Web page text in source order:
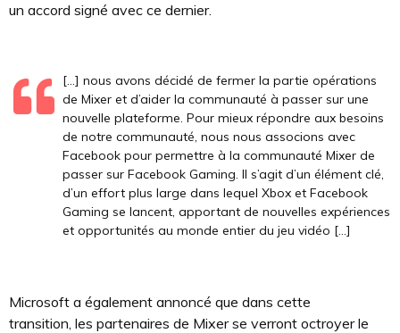
un accord signé avec ce dernier.
[...] nous avons décidé de fermer la partie opérations
de Mixer et d’aider la communauté à passer sur une
nouvelle plateforme. Pour mieux répondre aux besoins
de notre communauté, nous nous associons avec
Facebook pour permettre à la communauté Mixer de
passer sur Facebook Gaming. Il s’agit d’un élément clé,
d’un effort plus large dans lequel Xbox et Facebook
Gaming se lancent, apportant de nouvelles expériences
et opportunités au monde entier du jeu vidéo [...]
Microsoft a également annoncé que dans cette
transition, les partenaires de Mixer se verront octroyer le